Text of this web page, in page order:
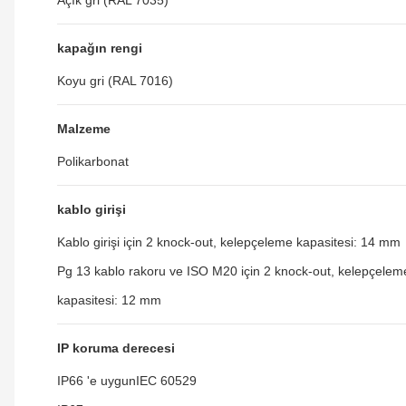
kapağın rengi
Koyu gri (RAL 7016)
Malzeme
Polikarbonat
kablo girişi
Kablo girişi için 2 knock-out, kelepçeleme kapasitesi: 14 mm
Pg 13 kablo rakoru ve ISO M20 için 2 knock-out,
kapasitesi: 12 mm
IP koruma derecesi
IP66 'e uygunIEC 60529